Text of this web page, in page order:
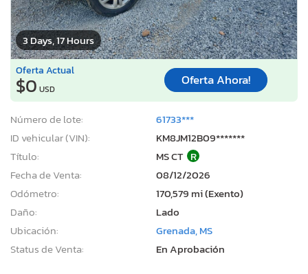
3 Days, 17 Hours
Oferta Actual
$0 USD
Oferta Ahora!
Número de lote:
61733***
ID vehicular (VIN):
KM8JM12B09*******
Título:
MS CT R
Fecha de Venta:
08/12/2026
Odómetro:
170,579 mi (Exento)
Daño:
Lado
Ubicación:
Grenada, MS
Status de Venta:
En Aprobación